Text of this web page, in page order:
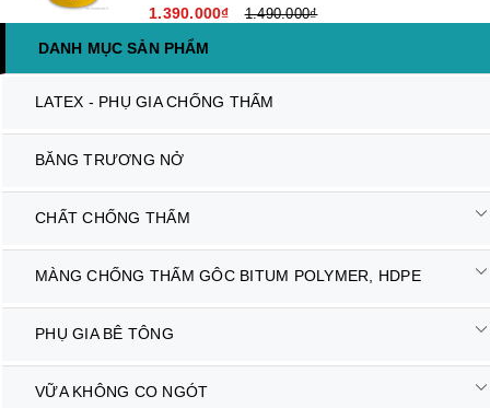
1.390.000₫ 1.490.000₫
DANH MỤC SẢN PHẨM
LATEX - PHỤ GIA CHỐNG THẤM
BĂNG TRƯƠNG NỞ
CHẤT CHỐNG THẤM
MÀNG CHỐNG THẤM GÔC BITUM POLYMER, HDPE
PHỤ GIA BÊ TÔNG
VỮA KHÔNG CO NGÓT